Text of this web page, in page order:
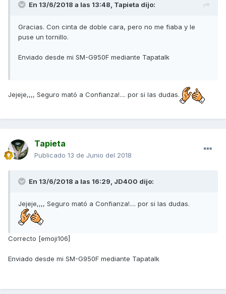
En 13/6/2018 a las 13:48, Tapieta dijo:
Gracias. Con cinta de doble cara, pero no me fiaba y le
puse un tornillo.
Enviado desde mi SM-G950F mediante Tapatalk
Jejeje,,,, Seguro mató a Confianza!.... por si las dudas.
Tapieta
Publicado 13 de Junio del 2018
En 13/6/2018 a las 16:29, JD400 dijo:
Jejeje,,,, Seguro mató a Confianza!.... por si las dudas.
Correcto [emoji106]
Enviado desde mi SM-G950F mediante Tapatalk